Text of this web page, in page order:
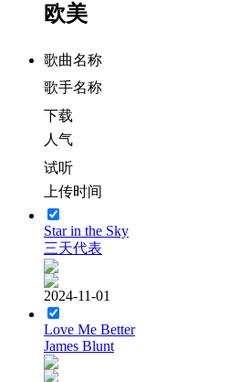
欧美
歌曲名称
歌手名称
下载
人气
试听
上传时间
Star in the Sky
三天代表
2024-11-01
Love Me Better
James Blunt